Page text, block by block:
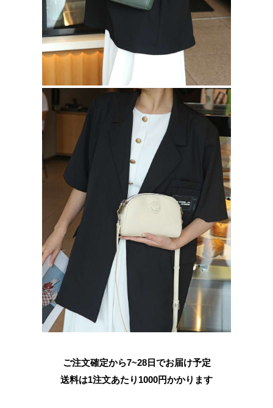
ご注文確定から7~28日でお届け予定
送料は1注文あたり 1000円かかります